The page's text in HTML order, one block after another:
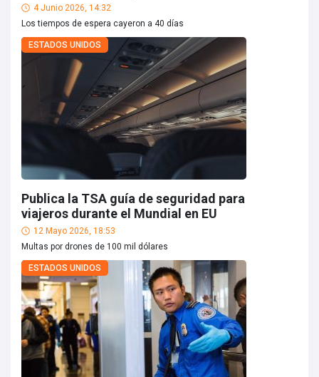
4 Junio 2026, 14:32
Los tiempos de espera cayeron a 40 días
ESTADOS UNIDOS
Publica la TSA guía de seguridad para
viajeros durante el Mundial en EU
12 Mayo 2026, 18:53
Multas por drones de 100 mil dólares
ESTADOS UNIDOS